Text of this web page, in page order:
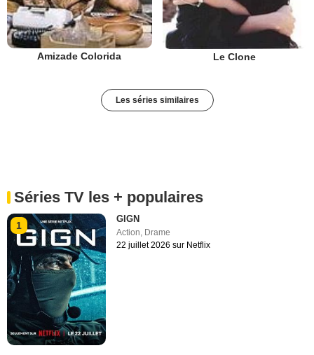
Amizade Colorida Le Clone
Les séries similaires
Séries TV les + populaires
1
GIGN
Action, Drame
22 juillet 2026 sur Netflix